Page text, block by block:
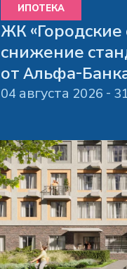
ИПОТЕКА
ЖК «Городские
снижение
от Альфа-
04 августа 2026 -